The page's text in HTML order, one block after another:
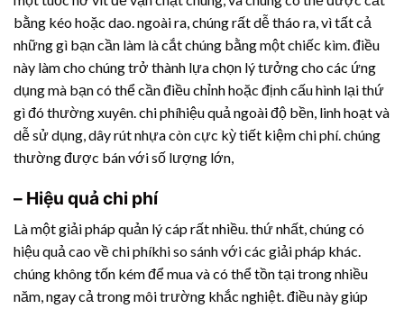
bằng kéo hoặc dao. ngoài ra, chúng rất dễ tháo ra, vì tất cả
những gì bạn cần làm là cắt chúng bằng một chiếc kìm. điều
này làm cho chúng trở thành lựa chọn lý tưởng cho các ứng
dụng mà bạn có thể cần điều chỉnh hoặc định cấu hình lại thứ
gì đó thường xuyên. chi phíhiệu quả ngoài độ bền, linh hoạt và
dễ sử dụng, dây rút nhựacòn cực kỳ tiết kiệm chi phí. chúng
thường được bán với số lượng lớn,
– Hiệu quả chi phí
Là một giải pháp quản lý cáp rất nhiều. thứ nhất, chúng có
hiệu quả cao về chi phíkhi so sánh với các giải pháp khác.
chúng không tốn kém để mua và có thể tồn tại trong nhiều
năm, ngay cả trong môi trường khắc nghiệt. điều này giúp